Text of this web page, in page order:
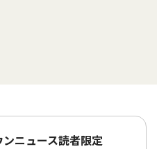
ンニュース読者限定